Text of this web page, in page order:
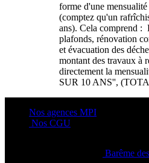
forme d'une
(comptez qu'un
ans). Cela comprend :
plafonds, rénovation
et évacuation des
montant des travaux à
directement la
SUR 10 ANS'',
Nos agences MPI
Nos CGU
Barême